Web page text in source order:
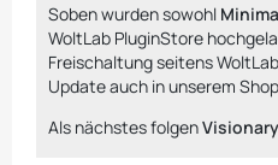
Soben wurden sowohl
WoltLab PluginStore
Freischaltung seitens
Update auch in unserem
Als nächstes folgenVisionary